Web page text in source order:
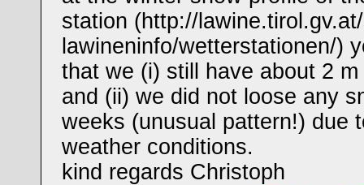
station (http://
lawineninfo/wetterstationen/)
that we (i) still have about 2
and (ii) we did not loose any
weeks (unusual pattern!) due
weather conditions.
kind regards Christoph